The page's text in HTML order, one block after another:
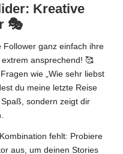
Kreative
🎭
Follower ganz einfach ihre
ansprechend! 🥰
wie „Wie sehr liebst
du meine letzte Reise
sondern zeigt dir
fehlt: Probiere
aus, um deinen Stories